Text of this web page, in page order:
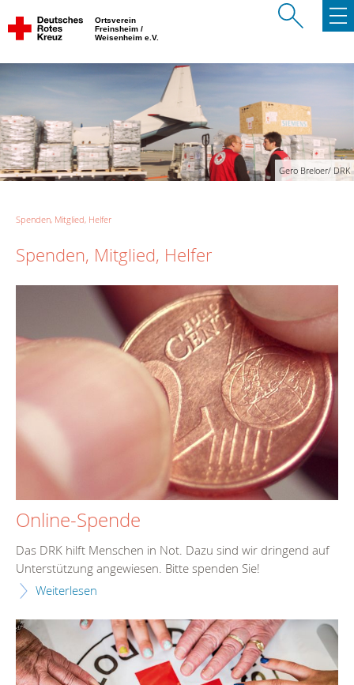
Ortsverein
Freinsheim /
Weisenheim e.V.
Gero Breloer/ DRK
Spenden, Mitglied, Helfer
Spenden, Mitglied, Helfer
Online-Spende
Das DRK hilft Menschen in Not. Dazu sind wir dringend auf
Unterstützung angewiesen. Bitte spenden Sie!
Weiterlesen